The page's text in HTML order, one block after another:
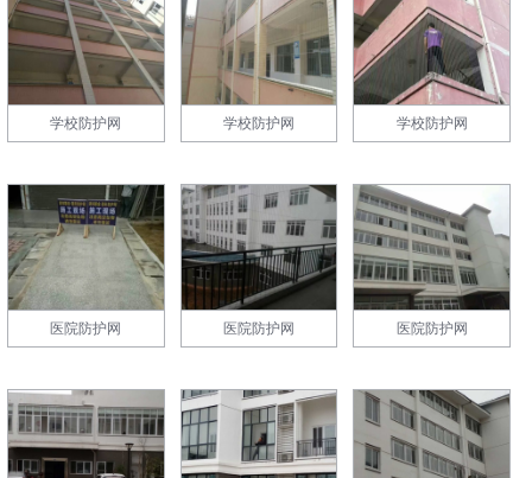
学校防护网 学校防护网 学校防护网
医院防护网 医院防护网 医院防护网